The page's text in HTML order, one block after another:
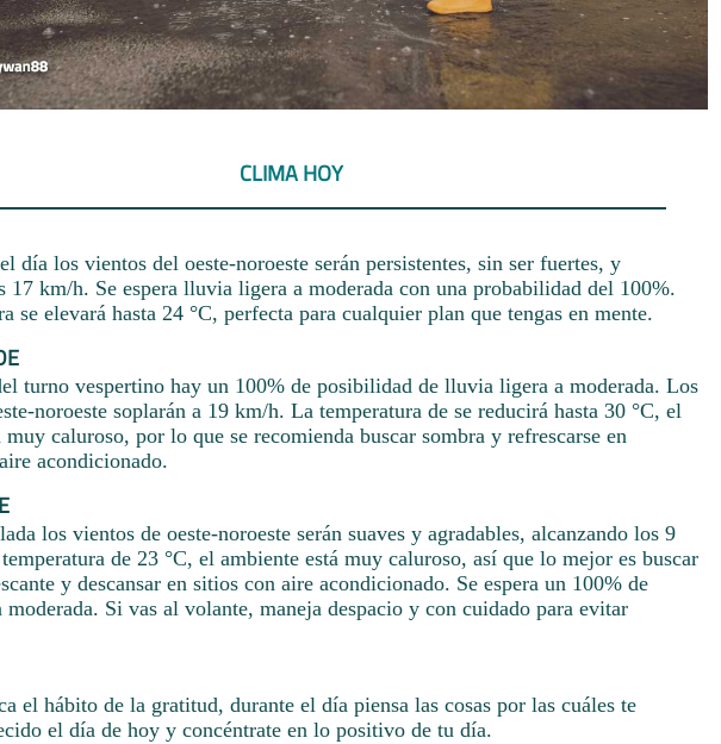
CLIMA HOY
día los vientos del oeste-noroeste serán persistentes, sin ser fuertes, y
17 km/h. Se espera lluvia ligera a moderada con una probabilidad del 100%.
se elevará hasta 24 °C, perfecta para cualquier plan que tengas en mente.
turno vespertino hay un 100% de posibilidad de lluvia ligera a moderada. Los
noroeste soplarán a 19 km/h. La temperatura de se reducirá hasta 30 °C, el
muy caluroso, por lo que se recomienda buscar sombra y refrescarse en
acondicionado.
los vientos de oeste-noroeste serán suaves y agradables, alcanzando los 9
de 23 °C, el ambiente está muy caluroso, así que lo mejor es buscar
y descansar en sitios con aire acondicionado. Se espera un 100% de
Si vas al volante, maneja despacio y con cuidado para evitar
el hábito de la gratitud, durante el día piensa las cosas por las cuáles te
el día de hoy y concéntrate en lo positivo de tu día.